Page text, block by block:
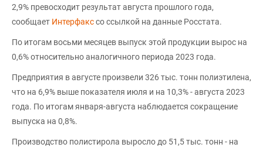
2,9% превосходит результат августа прошлого года,
сообщает Интерфакссо ссылкой на данные Росстата.
По итогам восьми месяцев выпуск этой продукции вырос на
0,6% относительно аналогичного периода 2023 года.
Предприятия в августе произвели 326 тыс. тонн полиэтилена,
что на 6,9% выше показателя июля и на 10,3% - августа 2023
года. По итогам января-августа наблюдается сокращение
выпуска на 0,8%.
Производство полистирола выросло до 51,5 тыс. тонн - на